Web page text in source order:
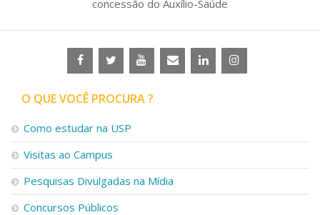
concessão do Auxílio-Saúde
O QUE VOCÊ PROCURA ?
Como estudar na USP
Visitas ao Campus
Pesquisas Divulgadas na Mídia
Concursos Públicos